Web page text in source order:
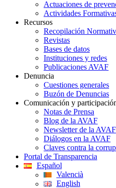
Actuaciones de
Actividades
Recursos
Recopilación
Revistas
Bases de datos
Instituciones y redes
Publicaciones AVAF
Denuncia
Cuestiones generales
Buzón de Denuncias
Comunicación y
Notas de Prensa
Blog de la AVAF
Newsletter de la AVAF
Diálogos en la AVAF
Claves contra la
Portal de Transparencia
Español
Valencià
English